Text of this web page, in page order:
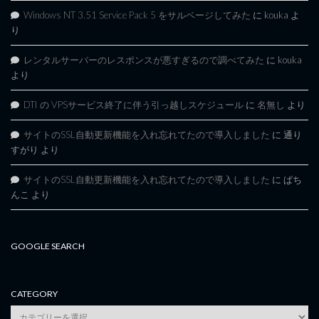
Windows NT 3.51 Service Pack 5 をサルベージしてみた に kouka よ
り
レンタルサーバーのレスポンスが悪すぎるので調べてみた に kouka
より
DTI の VPSサービス終了に伴う引っ越しスケジュール に 名無し より
サイトのSSL自動更新機能を入れ忘れてたので導入しました に 通り
すがり より
サイトのSSL自動更新機能を入れ忘れてたので導入しました に ぱち
んこ より
GOOGLE SEARCH
CATEGORY
category